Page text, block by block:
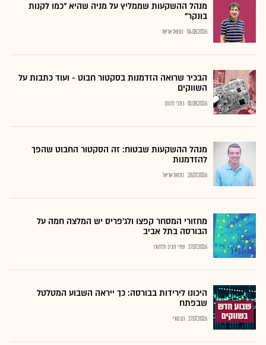
מנהל ההשקעות שממליץ על מניה שהיא "כמו לקנות
בונקר"
04.08.2026 נתנאל אריאל
הבכיר שרואה הזדמנות בסקטור חבוט - ועוד כתבות על
השווקים
01.08.2026 כתבי גלובס
מנהל ההשקעות שבטוח: זה הסקטור החבוט שהפך
להזדמנות
28.07.2026 נתנאל אריאל
מחזורי המסחר קפצו ולג'פריס יש המלצה חמה על
הבורסה בתל אביב
27.07.2026 שירי חביב-ולדהורן
היכונו לירידות בבורסה: כך ייראה השבוע המטלטל
שבפתח
27.07.2026 רם מורי